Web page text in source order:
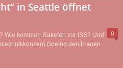
in Seattle öffnet
0
Wie kommen Raketen zur ISS? Und
Boeing den Frauen